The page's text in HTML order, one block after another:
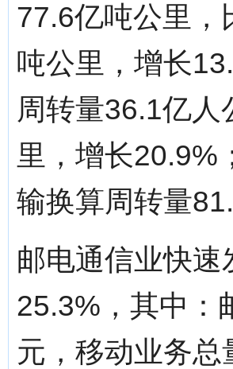
77.6亿吨公里，
吨公里，增长
周转量36.1亿
里，增长20.9%
输换算周转量
邮电通信业快
25.3%，其中：
元，移动业务